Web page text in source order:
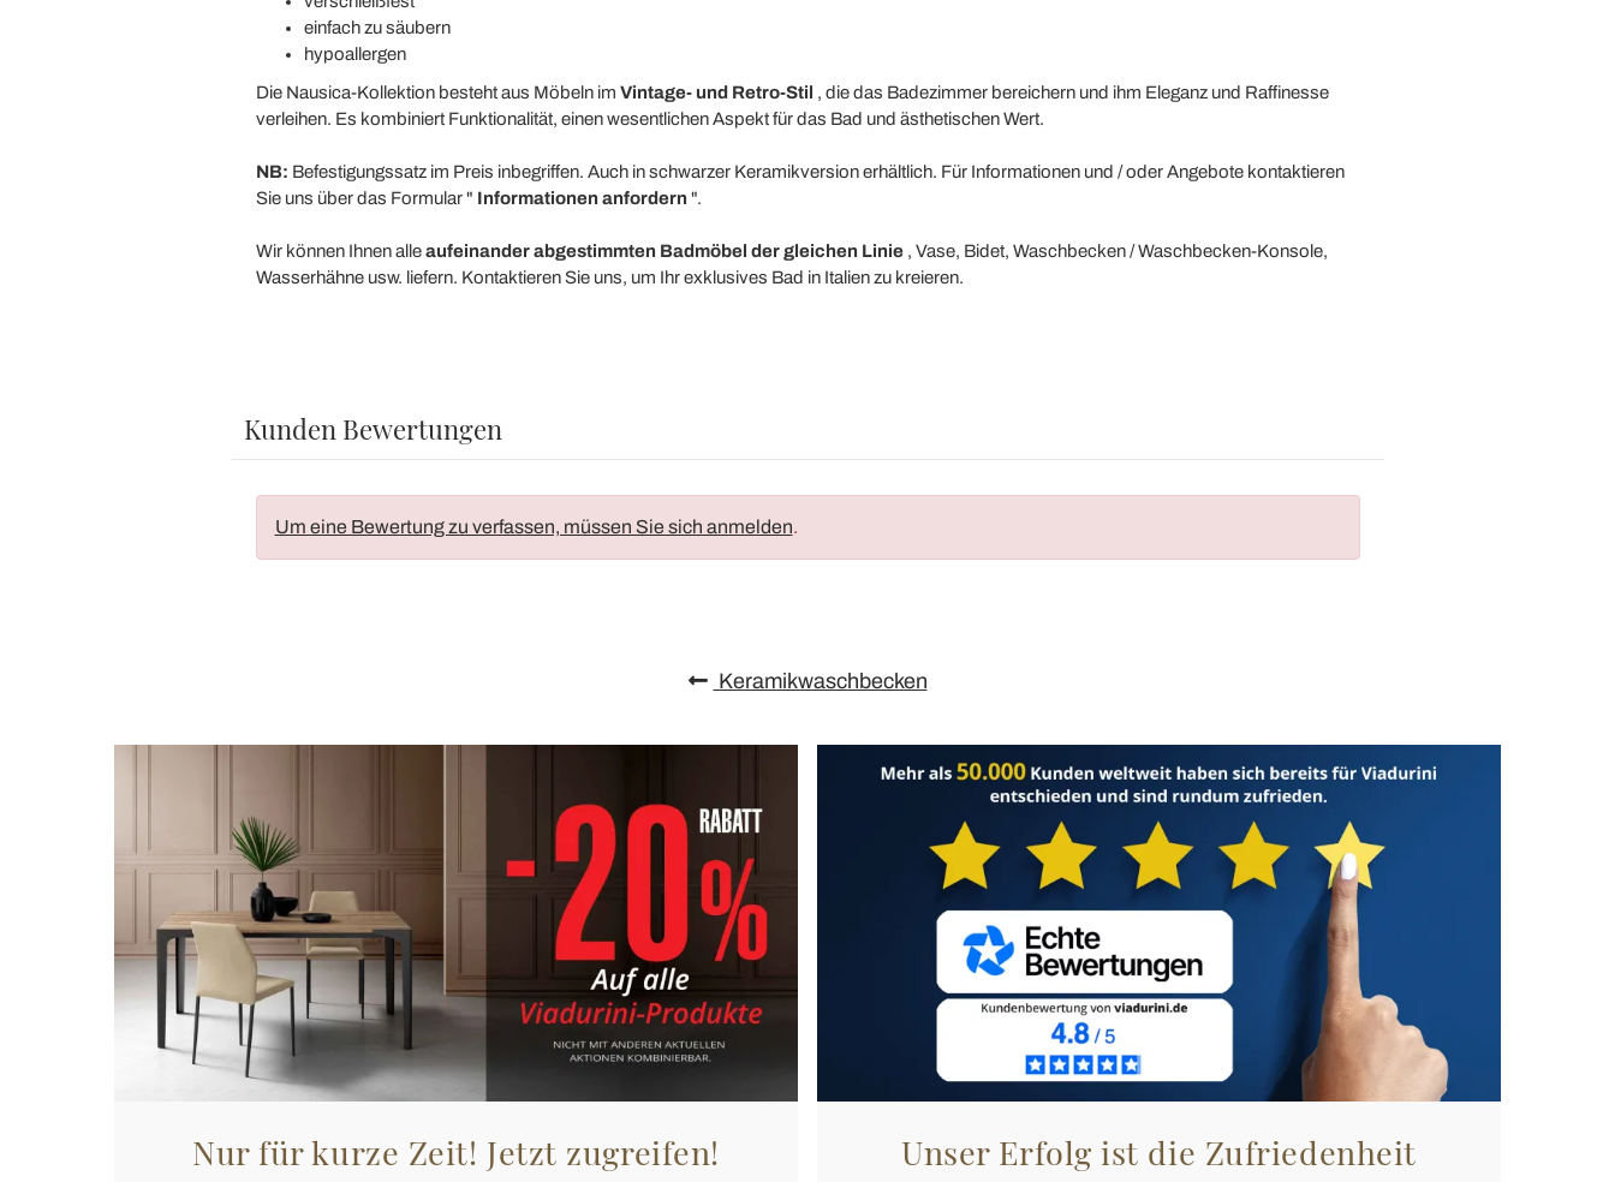
einfach zu säubern
hypoallergen
Die Nausica-Kollektion besteht aus Möbeln im Vintage- und Retro-Stil , die das Badezimmer bereichern und ihm Eleganz und Raffinesse
verleihen. Es kombiniert Funktionalität, einen wesentlichen Aspekt für das Bad und ästhetischen Wert.
NB: Befestigungssatz im Preis inbegriffen. Auch in schwarzer Keramikversion erhältlich. Für Informationen und / oder Angebote kontaktieren
Sie uns über das Formular " Informationen anfordern ".
Wir können Ihnen alleaufeinander abgestimmten Badmöbel der gleichen Linie, Vase, Bidet, Waschbecken / Waschbecken-Konsole,
Wasserhähne usw. liefern. Kontaktieren Sie uns, um Ihr exklusives Bad in Italien zu kreieren.
Kunden Bewertungen
Um eine Bewertung zu verfassen, müssen Sie sich anmelden.
Keramikwaschbecken
Nur für kurze Zeit! Jetzt zugreifen!
Unser Erfolg ist die Zufriedenheit